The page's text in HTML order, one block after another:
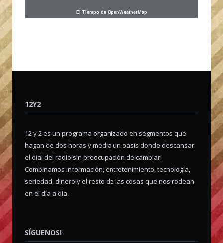
El Tiempo de OpenWeatherMap
12Y2
12 y 2 es un programa organizado en segmentos que
hagan de dos horas y media un oasis donde descansar
el dial del radio sin preocupación de cambiar.
Combinamos información, entretenimiento, tecnología,
seriedad, dinero y el resto de las cosas que nos rodean
en el día a día.
SÍGUENOS!